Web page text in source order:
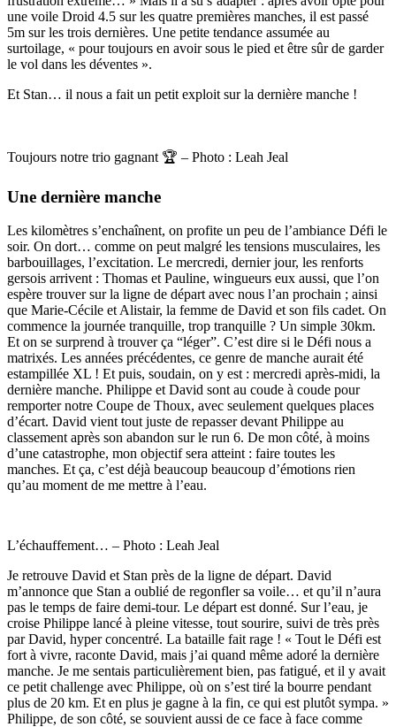
une voile Droid 4.5 sur les quatre premières manches, il est passé
5m sur les trois dernières. Une petite tendance assumée au
surtoilage, « pour toujours en avoir sous le pied et être sûr de garder
le vol dans les déventes ».
Et Stan… il nous a fait un petit exploit sur la dernière manche !
Toujours notre trio gagnant 🏆 – Photo : Leah Jeal
Une dernière manche
Les kilomètres s’enchaînent, on profite un peu de l’ambiance Défi le
soir. On dort… comme on peut malgré les tensions musculaires, les
barbouillages, l’excitation. Le mercredi, dernier jour, les renforts
gersois arrivent : Thomas et Pauline, wingueurs eux aussi, que l’on
espère trouver sur la ligne de départ avec nous l’an prochain ; ainsi
que Marie-Cécile et Alistair, la femme de David et son fils cadet. On
commence la journée tranquille, trop tranquille ? Un simple 30km.
Et on se surprend à trouver ça “léger”. C’est dire si le Défi nous a
matrixés. Les années précédentes, ce genre de manche aurait été
estampillée XL ! Et puis, soudain, on y est : mercredi après-midi, la
dernière manche. Philippe et David sont au coude à coude pour
remporter notre Coupe de Thoux, avec seulement quelques places
d’écart. David vient tout juste de repasser devant Philippe au
classement après son abandon sur le run 6. De mon côté, à moins
d’une catastrophe, mon objectif sera atteint : faire toutes les
manches. Et ça, c’est déjà beaucoup beaucoup d’émotions rien
qu’au moment de me mettre à l’eau.
L’échauffement… – Photo : Leah Jeal
Je retrouve David et Stan près de la ligne de départ. David
m’annonce que Stan a oublié de regonfler sa voile… et qu’il n’aura
pas le temps de faire demi-tour. Le départ est donné. Sur l’eau, je
croise Philippe lancé à pleine vitesse, tout sourire, suivi de très près
par David, hyper concentré. La bataille fait rage ! « Tout le Défi est
fort à vivre, raconte David, mais j’ai quand même adoré la dernière
manche. Je me sentais particulièrement bien, pas fatigué, et il y avait
ce petit challenge avec Philippe, où on s’est tiré la bourre pendant
plus de 20 km. Et en plus je gagne à la fin, ce qui est plutôt sympa. »
Philippe, de son côté, se souvient aussi de ce face à face comme